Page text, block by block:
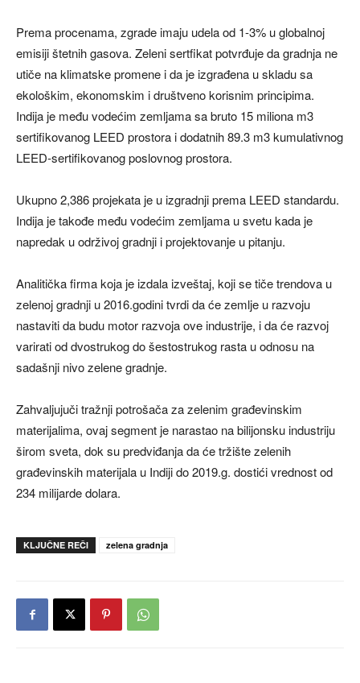
Prema procenama, zgrade imaju udela od 1-3% u globalnoj
emisiji štetnih gasova. Zeleni sertfikat potvrđuje da gradnja ne
utiče na klimatske promene i da je izgrađena u skladu sa
ekološkim, ekonomskim i društveno korisnim principima.
Indija je među vodećim zemljama sa bruto 15 miliona m3
sertifikovanog LEED prostora i dodatnih 89.3 m3 kumulativnog
LEED-sertifikovanog poslovnog prostora.
Ukupno 2,386 projekata je u izgradnji prema LEED standardu.
Indija je takođe među vodećim zemljama u svetu kada je
napredak u održivoj gradnji i projektovanje u pitanju.
Analitička firma koja je izdala izveštaj, koji se tiče trendova u
zelenoj gradnji u 2016.godini tvrdi da će zemlje u razvoju
nastaviti da budu motor razvoja ove industrije, i da će razvoj
varirati od dvostrukog do šestostrukog rasta u odnosu na
sadašnji nivo zelene gradnje.
Zahvaljujuči tražnji potrošača za zelenim građevinskim
materijalima, ovaj segment je narastao na bilijonsku industriju
širom sveta, dok su predviđanja da će tržište zelenih
građevinskih materijala u Indiji do 2019.g. dostići vrednost od
234 milijarde dolara.
KLJUČNE REČI zelena gradnja